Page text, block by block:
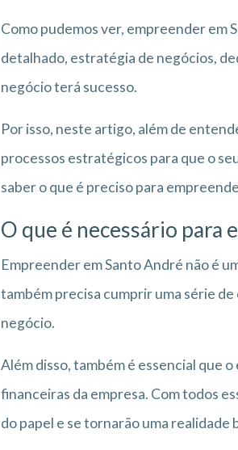
Como pudemos ver, empreender em
detalhado, estratégia de negócios,
negócio terá sucesso.
Por isso, neste artigo, além de
processos estratégicos para que o
saber o que é preciso para
O que é necessário para
Empreender em Santo André não é
também precisa cumprir uma série
negócio.
Além disso, também é essencial que
financeiras da empresa. Com todos
do papel e se tornarão uma realidade